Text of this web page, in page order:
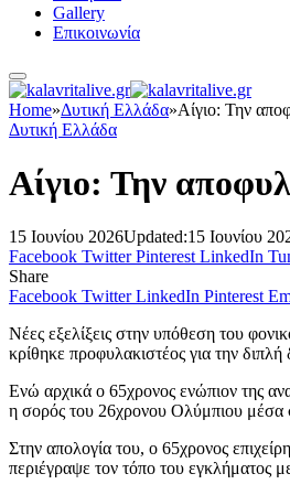
Gallery
Επικοινωνία
Home»Δυτική Ελλάδα»Αίγιο: Την
Δυτική Ελλάδα
Αίγιο: Την
15 Ιουνίου 2026Updated:15 Ιουνίου
Facebook Twitter Pinterest LinkedIn
Share
Facebook Twitter LinkedIn Pinterest
Νέες εξελίξεις στην υπόθεση του
κρίθηκε προφυλακιστέος για την
Ενώ αρχικά ο 65χρονος ενώπιον της
η σορός του 26χρονου Ολύμπιου μέσα
Στην απολογία του, ο 65χρονος
περιέγραψε τον τόπο του εγκλήματος